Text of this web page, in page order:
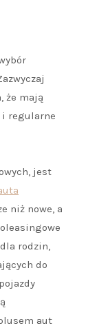
że mają
regularne
jest
niż nowe, a
rodzin,
do
aut